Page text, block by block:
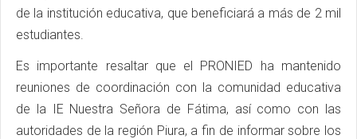
de la institución educativa, que beneficiará a más de 2 mil
estudiantes.
Es importante resaltar que el PRONIED ha mantenido
reuniones de coordinación con la comunidad educativa
de la IE Nuestra Señora de Fátima, así como con las
autoridades de la región Piura, a fin de informar sobre los